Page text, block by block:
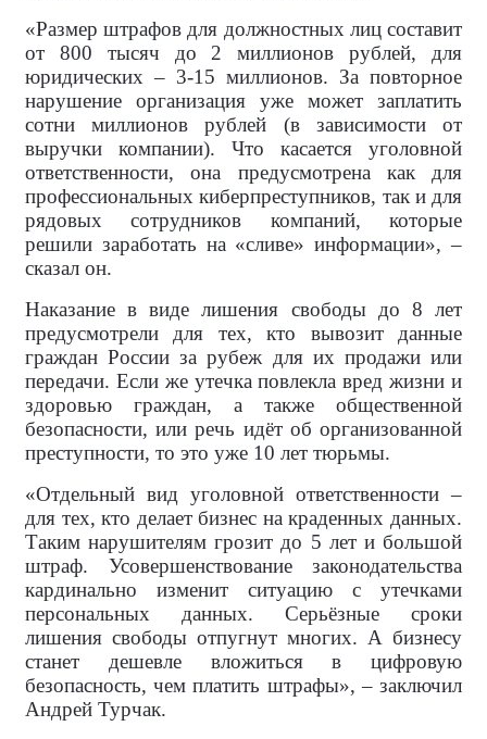
«Размер штрафов для должностных лиц составит
от 800 тысяч до 2 миллионов рублей, для
юридических – 3-15 миллионов. За повторное
нарушение организация уже может заплатить
сотни миллионов рублей (в зависимости от
выручки компании). Что касается уголовной
ответственности, она предусмотрена как для
профессиональных киберпреступников, так и для
рядовых сотрудников компаний, которые
решили заработать на «сливе» информации», –
сказал он.
Наказание в виде лишения свободы до 8 лет
предусмотрели для тех, кто вывозит данные
граждан России за рубеж для их продажи или
передачи. Если же утечка повлекла вред жизни и
здоровью граждан, а также общественной
безопасности, или речь идёт об организованной
преступности, то это уже 10 лет тюрьмы.
«Отдельный вид уголовной ответственности –
для тех, кто делает бизнес на краденных данных.
Таким нарушителям грозит до 5 лет и большой
штраф. Усовершенствование законодательства
кардинально изменит ситуацию с утечками
персональных данных. Серьёзные сроки
лишения свободы отпугнут многих. А бизнесу
станет дешевле вложиться в цифровую
безопасность, чем платить штрафы», – заключил
Андрей Турчак.